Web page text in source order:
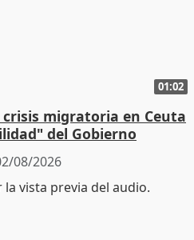
01:02
migratoria en Ceuta
del Gobierno
08/2026